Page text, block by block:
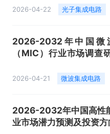
2026-04-22 光子集成电路
2026-2032年中国微
（MIC）行业市场调查
2026-04-21 微波集成电路
2026-2032年中国高性
业市场潜力预测及投资